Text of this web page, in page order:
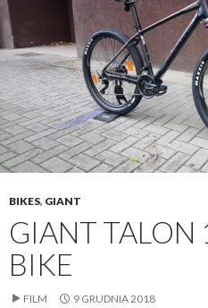
BIKES, GIANT
GIANT TALON
BIKE
FILM 9 GRUDNIA 2018